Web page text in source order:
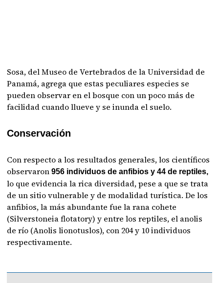
Sosa, del Museo de Vertebrados de la Universidad de
Panamá, agrega que estas peculiares especies se
pueden observar en el bosque con un poco más de
facilidad cuando llueve y se inunda el suelo.
Conservación
Con respecto a los resultados generales, los científicos
observaron 956 individuos de anfibios y 44 de reptiles,
lo que evidencia la rica diversidad, pese a que se trata
de un sitio vulnerable y de modalidad turística. De los
anfibios, la más abundante fue la rana cohete
(Silverstoneia flotatory) y entre los reptiles, el anolis
de río (Anolis lionotuslos), con 204 y 10 individuos
respectivamente.